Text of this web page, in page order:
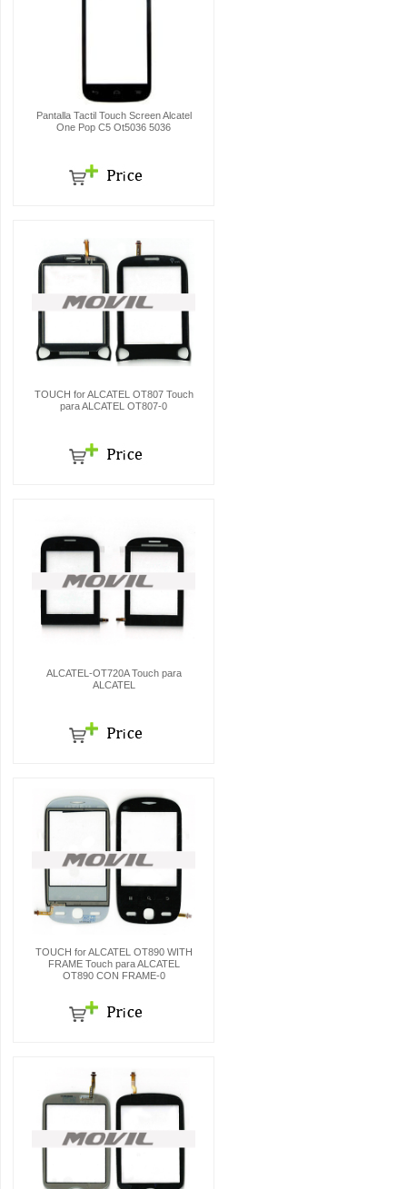
Pantalla Tactil Touch Screen Alcatel
One Pop C5 Ot5036 5036
TOUCH for ALCATEL OT807 Touch
para ALCATEL OT807-0
ALCATEL-OT720A Touch para
ALCATEL
TOUCH for ALCATEL OT890 WITH
FRAME Touch para ALCATEL
OT890 CON FRAME-0